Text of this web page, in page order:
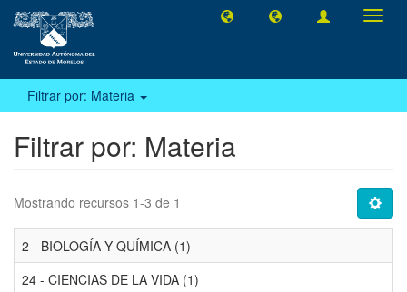
Filtrar por: Materia
Filtrar por: Materia
Mostrando recursos 1-3 de 1
2 - BIOLOGÍA Y QUÍMICA (1)
24 - CIENCIAS DE LA VIDA (1)